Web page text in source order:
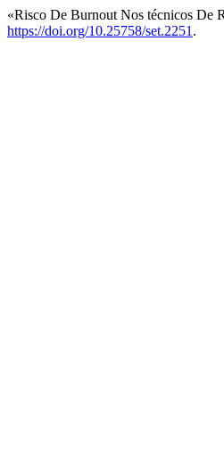
«Risco De Burnout Nos técnicos De
https://doi.org/10.25758/set.2251 .